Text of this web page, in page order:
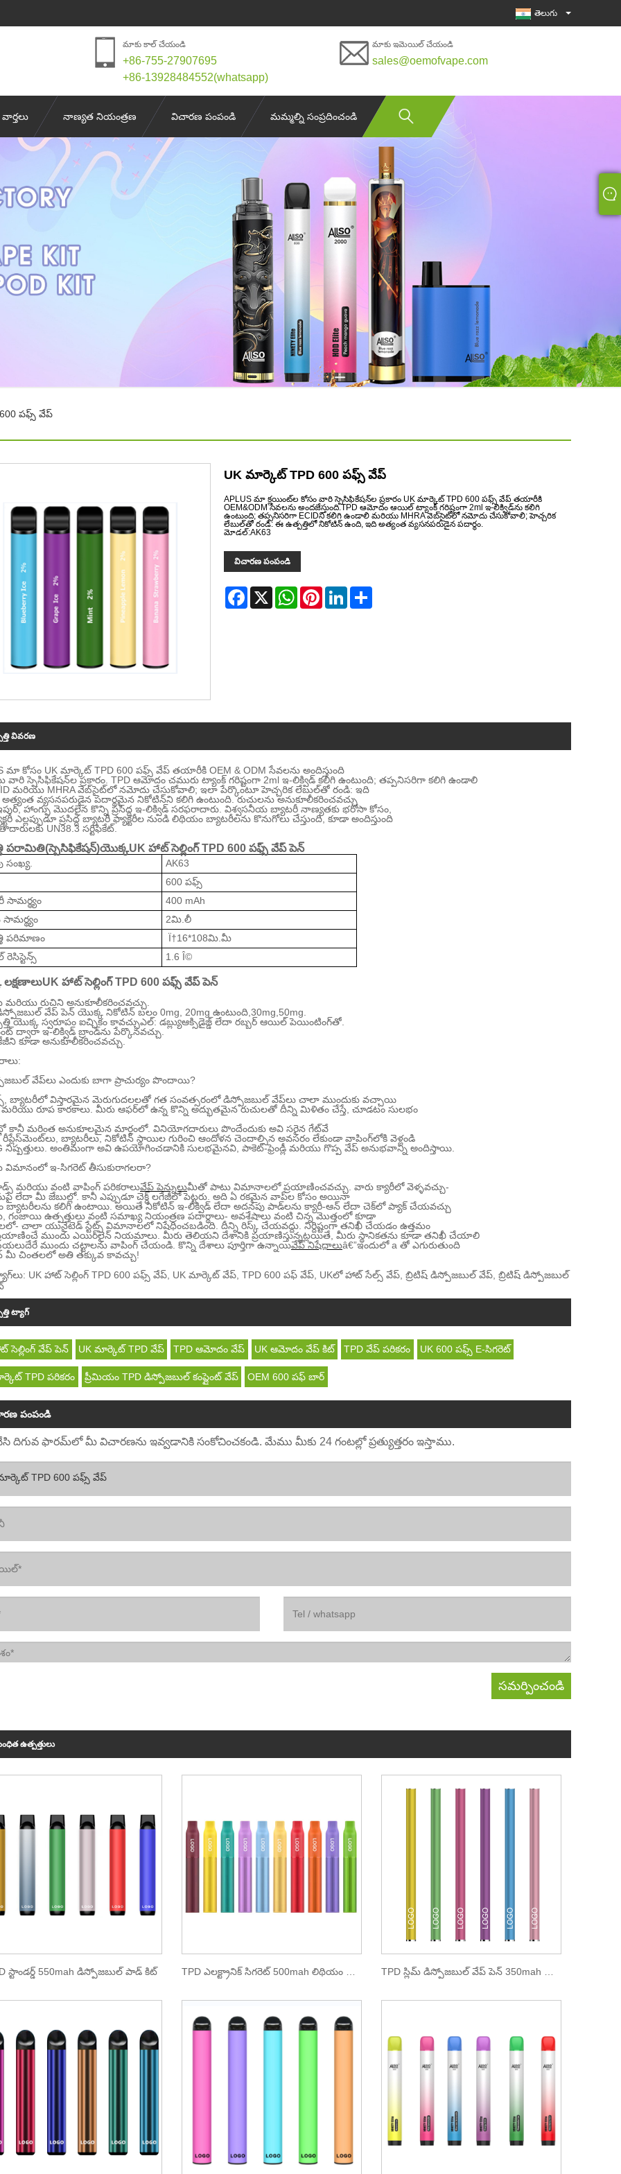
తెలుగు
మాకు కాల్ చేయండి
+86-755-27907695
+86-13928484552(whatsapp)
మాకు ఇమెయిల్ చేయండి
sales@oemofvape.com
వార్తలు నాణ్యత నియంత్రణ విచారణ పంపండి మమ్మల్ని సంప్రదించండి
పఫ్స్ వేప్
UK మార్కెట్ TPD 600 పఫ్స్ వేప్
APLUS మా క్లయింట్‌ల కోసం వారి స్పెసిఫికేషన్‌ల ప్రకారం UK మార్కెట్ TPD 600 పఫ్స్ వేప్ తయారీకి
OEM&ODM సేవలను అందజేస్తుంది.TPD ఆమోదం ఆయిల్ ట్యాంక్ గరిష్టంగా 2ml ఇ-లిక్విడ్‌ను కలిగి
ఉంటుంది; తప్పనిసరిగా ECIDని కలిగి ఉండాలి మరియు MHRA వెబ్‌సైట్‌లో నమోదు చేసుకోవాలి; హెచ్చరిక
లేబుల్‌తో రండి: ఈ ఉత్పత్తిలో నికోటిన్ ఉంది, ఇది అత్యంత వ్యసనపరుడైన పదార్థం.
మోడల్:AK63
విచారణ పంపండి
Facebook WhatsAppPinterestLinkedIn
వివరణ
మా కోసం UK మార్కెట్ TPD 600 పఫ్స్ వేప్ తయారీకి OEM & ODM సేవలను అందిస్తుంది
వారి స్పెసిఫికేషన్‌ల ప్రకారం. TPD ఆమోదం చమురు ట్యాంక్ గరిష్టంగా 2ml ఇ-లిక్విడ్ కలిగి ఉంటుంది; తప్పనిసరిగా కలిగి ఉండాలి
మరియు MHRA వెబ్‌సైట్‌లో నమోదు చేసుకోవాలి; ఇలా పేర్కొంటూ హెచ్చరిక లేబుల్‌తో రండి: ఇది
అత్యంత వ్యసనపరుడైన పదార్థమైన నికోటిన్‌ని కలిగి ఉంటుంది. రుచులను అనుకూలీకరించవచ్చు
హాంగ్ఫు మొదలైన కొన్ని ప్రసిద్ధ ఇ-లిక్విడ్ సరఫరాదారు. విశ్వసనీయ బ్యాటరీ నాణ్యతకు భరోసా కోసం,
ఎల్లప్పుడూ ప్రసిద్ధ బ్యాటరీ ఫ్యాక్టరీల నుండి లిథియం బ్యాటరీలను కొనుగోలు చేస్తుంది, కూడా అందిస్తుంది
UN38.3 సర్టిఫికేట్.
పరామితి(స్పెసిఫికేషన్)యొక్కUK హాట్ సెల్లింగ్ TPD 600 పఫ్స్ వేప్ పెన్
సంఖ్య.
AK63
600 పఫ్స్
సామర్థ్యం
400 mAh
సామర్థ్యం
2మి.లీ
పరిమాణం
Ï†16*108మి.మీ
1.6 Î©
UK హాట్ సెల్లింగ్ TPD 600 పఫ్స్ వేప్ పెన్
మరియు రుచిని అనుకూలీకరించవచ్చు.
వేప్ పెన్ యొక్క నికోటిన్ బలం 0mg, 20mg ఉంటుంది,30mg,50mg.
యొక్క స్వరూపం ఐచ్ఛికం కావచ్చుఎల్: డబ్ల్యుఆక్సిడైజ్డ్ లేదా రబ్బర్ ఆయిల్ పెయింటింగ్‌తో.
ద్వారా ఇ-లిక్విడ్ బ్రాండ్‌ను పేర్కొనవచ్చు.
కూడా అనుకూలీకరించవచ్చు.
వేప్‌లు ఎందుకు బాగా ప్రాచుర్యం పొందాయి?
బ్యాటరీలో విస్తారమైన మెరుగుదలలతో గత సంవత్సరంలో డిస్పోజబుల్ వేప్‌లు చాలా ముందుకు వచ్చాయి
రూప కారకాలు. మీరు ఆఫర్‌లో ఉన్న కొన్ని అద్భుతమైన రుచులతో దీన్ని మిళితం చేస్తే, చూడటం సులభం
కానీ మరింత అనుకూలమైన మార్గంలో. వినియోగదారులు పొందేందుకు అవి సరైన గేట్‌వే
బ్యాటరీలు, నికోటిన్ స్థాయిల గురించి ఆందోళన చెందాల్సిన అవసరం లేకుండా వాపింగ్‌లోకి వెళ్లండి
నిష్పత్తులు. అంతిమంగా అవి ఉపయోగించడానికి సులభమైనవి, పాకెట్-ఫ్రెండ్లీ మరియు గొప్ప వేప్ అనుభవాన్ని అందిస్తాయి.
విమానంలో ఇ-సిగరెట్ తీసుకురాగలరా?
మరియు వంటి వాపింగ్ పరికరాలువేప్ పెన్నులుమీతో పాటు విమానాలలో ప్రయాణించవచ్చు. వారు క్యారీలో వెళ్ళవచ్చు-
లేదా మీ జేబుల్లో. కానీ ఎప్పుడూ చెక్డ్ లగేజీలో పెట్టరు. అది ఏ రకమైన వాప్‌ల కోసం అయినా
బ్యాటరీలను కలిగి ఉంటాయి. అయితే నికోటిన్ ఇ-లిక్విడ్ లేదా అదనపు పాడ్‌లను క్యారీ-ఆన్ లేదా చెక్‌లో ప్యాక్ చేయవచ్చు
గంజాయి ఉత్పత్తులు వంటి సమాఖ్య నియంత్రణ పదార్థాలు- అవశేషాలు వంటి చిన్న మొత్తంలో కూడా
చాలా యునైటెడ్ స్టేట్స్ విమానాలలో నిషేధించబడింది. దీన్ని రిస్క్ చేయవద్దు. నిర్దిష్టంగా తనిఖీ చేయడం ఉత్తమం
ముందు ఎయిర్‌లైన్ నియమాలు. మీరు తెలియని దేశానికి ప్రయాణిస్తున్నట్లయితే, మీరు స్థానికతను కూడా తనిఖీ చేయాలి
ముందు చట్టాలను వాపింగ్ చేయండి. కొన్ని దేశాలు పూర్తిగా ఉన్నాయివేప్ నిషేధాలుâ€”ఇందులో a తో ఎగురుతుంది
మీ చింతలలో అతి తక్కువ కావచ్చు!
UK హాట్ సెల్లింగ్ TPD 600 పఫ్స్ వేప్, UK మార్కెట్ వేప్, TPD 600 పఫ్ వేప్, UKలో హాట్ సేల్స్ వేప్, బ్రిటిష్ డిస్పోజబుల్ వేప్, బ్రిటిష్ డిస్పోజబుల్
ట్యాగ్
సెల్లింగ్ వేప్ పెన్ UK మార్కెట్ TPD వేప్ TPD ఆమోదం వేప్ UK ఆమోదం వేప్ కిట్ TPD వేప్ పరికరం UK 600 పఫ్స్ E-సిగరెట్
TPD పరికరం ప్రీమియం TPD డిస్పోజబుల్ కంప్లైంట్ వేప్ OEM 600 పఫ్ బార్
పంపండి
దిగువ ఫారమ్‌లో మీ విచారణను ఇవ్వడానికి సంకోచించకండి. మేము మీకు 24 గంటల్లో ప్రత్యుత్తరం ఇస్తాము.
ఉత్పత్తులు
స్టాండర్డ్ 550mah డిస్పోజబుల్ పాడ్ కిట్